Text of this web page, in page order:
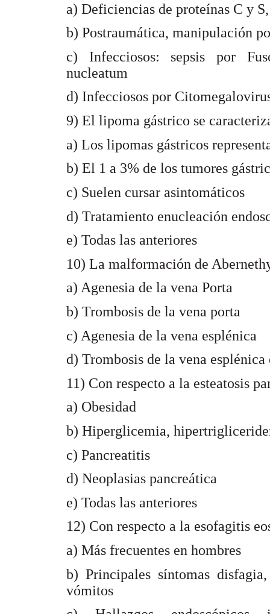
a) Deficiencias de proteínas C y S,
b) Postraumática, manipulación
c) Infecciosos: sepsis por
nucleatum
d) Infecciosos por
9) El lipoma gástrico se
a) Los lipomas gástricos
b) El 1 a 3% de los tumores
c) Suelen cursar asintomáticos
d) Tratamiento enucleación
e) Todas las anteriores
10) La malformación de
a) Agenesia de la vena Porta
b) Trombosis de la vena porta
c) Agenesia de la vena esplénica
d) Trombosis de la vena
11) Con respecto a la esteatosis
a) Obesidad
b) Hiperglicemia,
c) Pancreatitis
d) Neoplasias pancreática
e) Todas las anteriores
12) Con respecto a la esofagitis
a) Más frecuentes en hombres
b) Principales síntomas
vómitos